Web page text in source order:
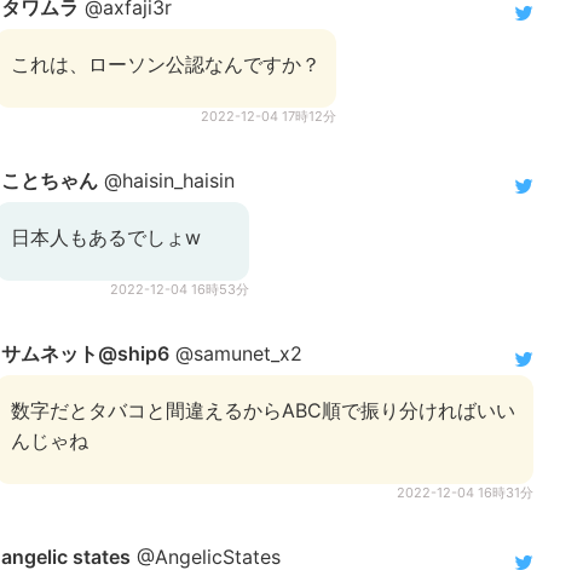
タワムラ @axfaji3r
これは、ローソン公認なんですか？
2022-12-04 17時12分
ことちゃん @haisin_haisin
日本人もあるでしょw
2022-12-04 16時53分
サムネット@ship6 @samunet_x2
数字だとタバコと間違えるからABC順で振り分ければいい
んじゃね
2022-12-04 16時31分
angelic states @AngelicStates